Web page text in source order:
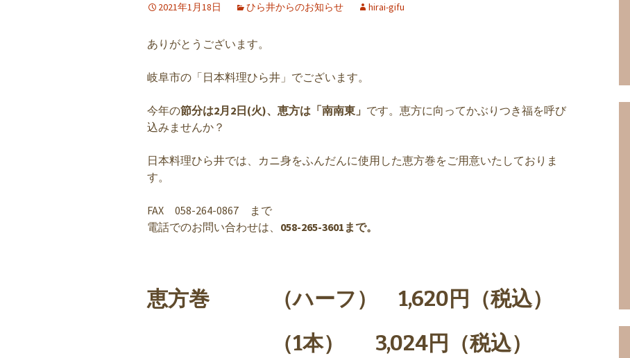
2021年1月18日 ひら井からのお知らせ hirai-gifu
ありがとうございます。
岐阜市の「日本料理ひら井」でございます。
今年の節分は2月2日(火)、恵方は「南南東」 です。恵方に向ってかぶりつき福を呼び
込みませんか？
日本料理ひら井では、カニ身をふんだんに使用した恵方巻をご用意いたしておりま
す。
FAX 058-264-0867 まで
電話でのお問い合わせは、 058-265-3601まで。
恵方巻 （ハーフ） 1,620円（税込）
（1本） 3,024円（税込）